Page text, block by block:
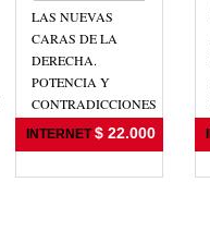
LAS NUEVAS
CARAS DE LA
DERECHA.
POTENCIA Y
CONTRADICCIONES
DE LA ETAP
TRAVERSO, ENZO
INTERNET $ 22.000